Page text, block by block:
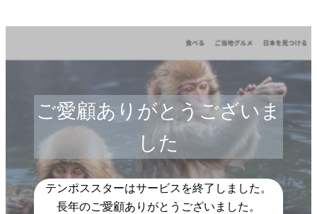
ご愛顧ありがとうございま
した
テンポススターはサービスを終了しました。
長年のご愛顧ありがとうございました。